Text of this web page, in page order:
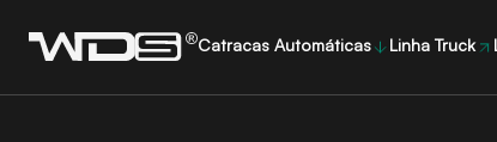
Catracas Automáticas Linha Truck